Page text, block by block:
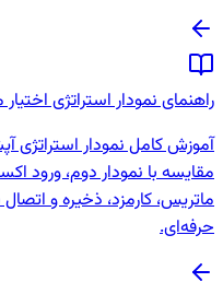
نمودار استراتژی
کامل نمودار استراتژی
کارمزد، ذخیره و اتصال